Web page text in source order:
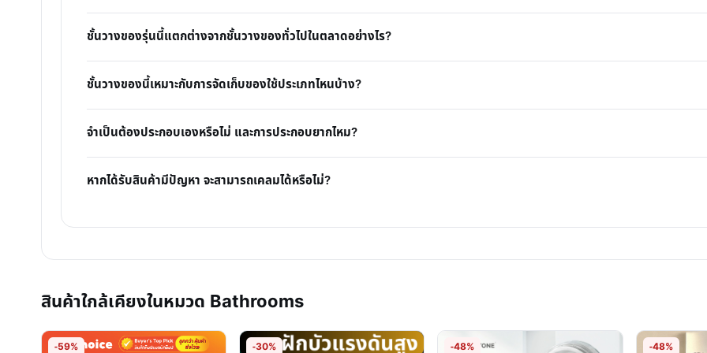
ชั้นวางของรุ่นนี้แตกต่างจากชั้นวางของทั่วไปในตลาดอย่างไร?
ชั้นวางของนี้เหมาะกับการจัดเก็บของใช้ประเภทไหนบ้าง?
จำเป็นต้องประกอบเองหรือไม่ และการประกอบยากไหม?
หากได้รับสินค้ามีปัญหา จะสามารถเคลมได้หรือไม่?
สินค้าใกล้เคียงในหมวด Bathrooms
-59% -30% -48% -48%